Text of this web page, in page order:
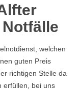
welchen
guten Preis
richtigen Stelle da
erfüllen, bei uns